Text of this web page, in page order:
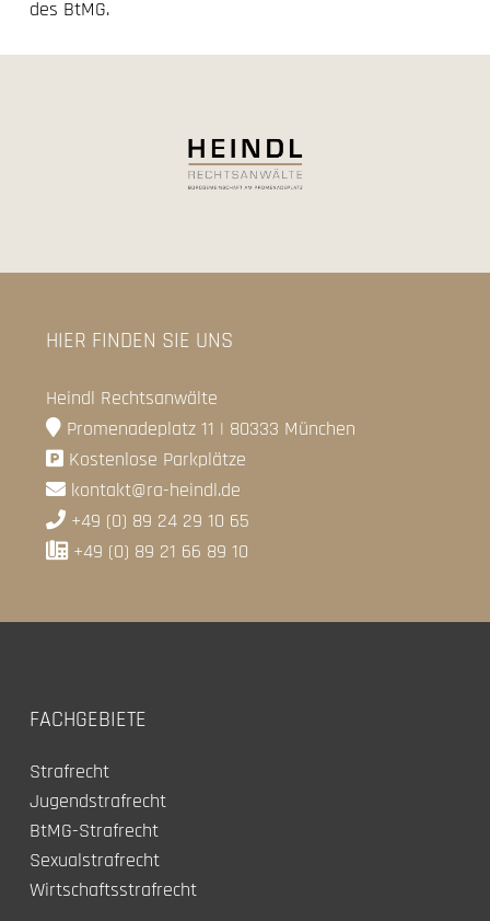
des BtMG.
HIER FINDEN SIE UNS
Heindl Rechtsanwälte
Promenadeplatz 11 | 80333 München
Kostenlose Parkplätze
kontakt@ra-heindl.de
+49 (0) 89 24 29 10 65
+49 (0) 89 21 66 89 10
FACHGEBIETE
Strafrecht
Jugendstrafrecht
BtMG-Strafrecht
Sexualstrafrecht
Wirtschaftsstrafrecht